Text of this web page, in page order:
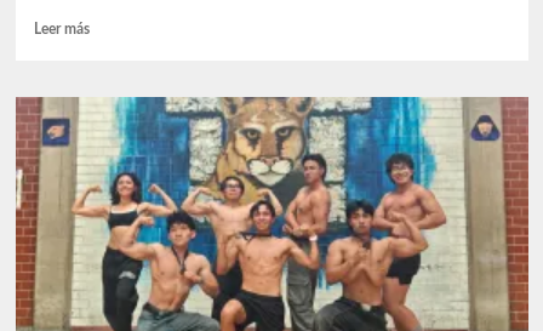
Leer másLeer
Egresado
Biología
destaca
en
Expo
Animalia
México